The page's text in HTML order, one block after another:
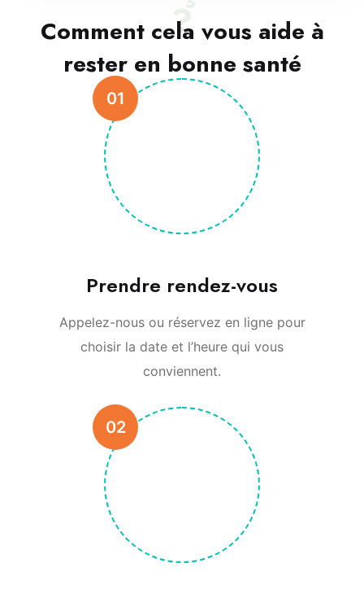
?
Comment cela vous aide à
rester en bonne santé
01
Prendre rendez-vous
Appelez-nous ou réservez en ligne pour
choisir la date et l’heure qui vous
conviennent.
02